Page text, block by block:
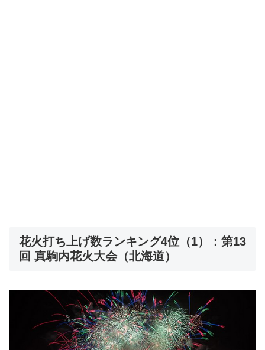
花火打ち上げ数ランキング4位（1）：第13
回 真駒内花火大会（北海道）